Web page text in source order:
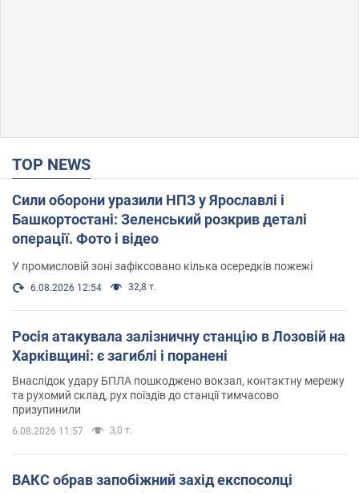
TOP NEWS
Сили оборони уразили НПЗ у Ярославлі і
Башкортостані: Зеленський розкрив деталі
операції. Фото і відео
У промисловій зоні зафіксовано кілька осередків пожежі
6.08.2026 12:54 32,8 т.
Росія атакувала залізничну станцію в Лозовій на
Харківщині: є загиблі і поранені
Внаслідок удару БПЛА пошкоджено вокзал, контактну мережу
та рухомий склад, рух поїздів до станції тимчасово
призупинили
6.08.2026 11:57 3,0 т.
ВАКС обрав запобіжний захід експосолці